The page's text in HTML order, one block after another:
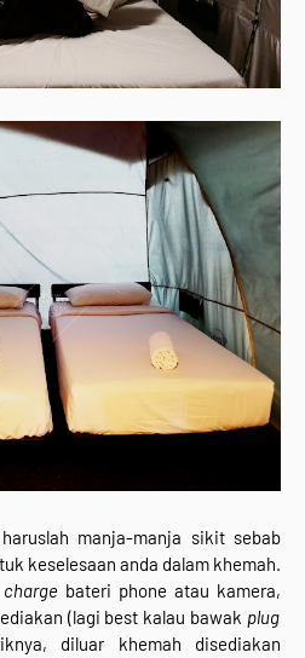
manja-manja sikit sebab
keselesaan anda dalam khemah.
charge bateri phone atau kamera,
(lagi best kalau bawak plug
diluar khemah disediakan